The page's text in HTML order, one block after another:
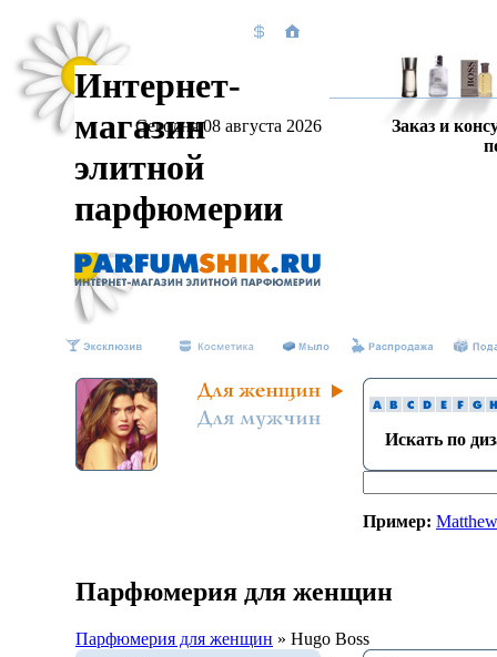
Интернет-
магазин
элитной
парфюмерии
Сегодня 08 августа 2026
Заказ и
Искать по
Пример:
Парфюмерия для женщин
Парфюмерия для женщин » Hugo Boss